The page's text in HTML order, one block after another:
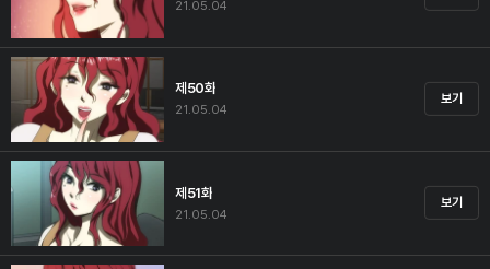
21.05.04
제50화
21.05.04
보기
제51화
21.05.04
보기